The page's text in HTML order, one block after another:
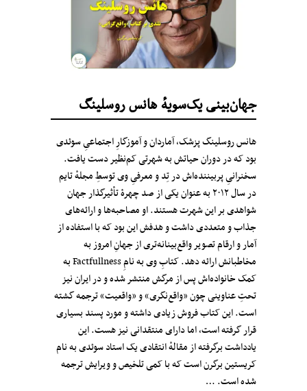
جهان‌بینی یک‌سویهٔ هانس روسلینگ
هانس روسلینگ پزشک، آماردان و آموزگارِ اجتماعیِ سوئدی
بود که در دوران حیاتش به شهرتی کم‌نظیر دست یافت.
سخنرانیِ پربیننده‌اش در تِد و معرفیِ وی توسطِ مجلهٔ تایم
در سال ۲۰۱۲ به عنوان یکی از صد چهرهٔ تأثیرگذار جهان
شواهدی بر این شهرت هستند. او مصاحبه‌ها و ارائه‌های
جذاب و متعددی داشت و هدفش این بود که با استفاده از
آمار و ارقام تصویر واقع‌بینانه‌تری از جهانِ امروز به
مخاطبانش ارائه دهد. کتابِ وی به نامِ Factfullness‌ به
کمک خانواده‌اش پس از مرگش منتشر شده و در ایران نیز
تحتِ عناوینی چون «واقع‌نگری» و «واقعیت» ترجمه گشته
است. این کتاب فروش زیادی داشته و مورد پسند بسیاری
قرار گرفته است، اما دارای منتقدانی نیز هست. این
یادداشت برگرفته از مقالهٔ انتقادی یک استاد سوئدی به نام
کریستین برگرن است که با کمی تلخیص و ویرایش ترجمه
شده است. …